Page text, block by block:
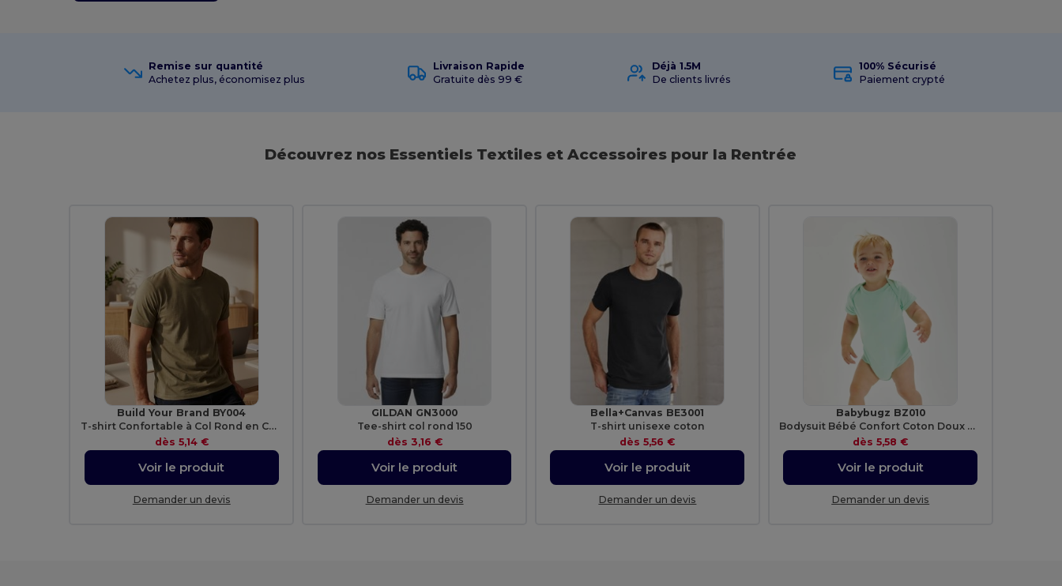
Remise sur quantité
Achetez plus, économisez plus
Livraison Rapide
Gratuite dès 99 €
Déjà 1.5M
De clients livrés
100% Sécurisé
Paiement crypté
Découvrez nos Essentiels Textiles et Accessoires pour la Rentrée
Build Your Brand BY004
T-shirt Confortable à Col Rond en Coton
dès 5,14 €
Voir le produit
Demander un devis
GILDAN GN3000
Tee-shirt col rond 150
dès 3,16 €
Voir le produit
Demander un devis
Bella+Canvas BE3001
T-shirt unisexe coton
dès5,56 €
Voir le produit
Demander un devis
Babybugz BZ010
Bodysuit Bébé Confort Coton Doux et Stretch
dès5,58 €
Voir le produit
Demander un devis